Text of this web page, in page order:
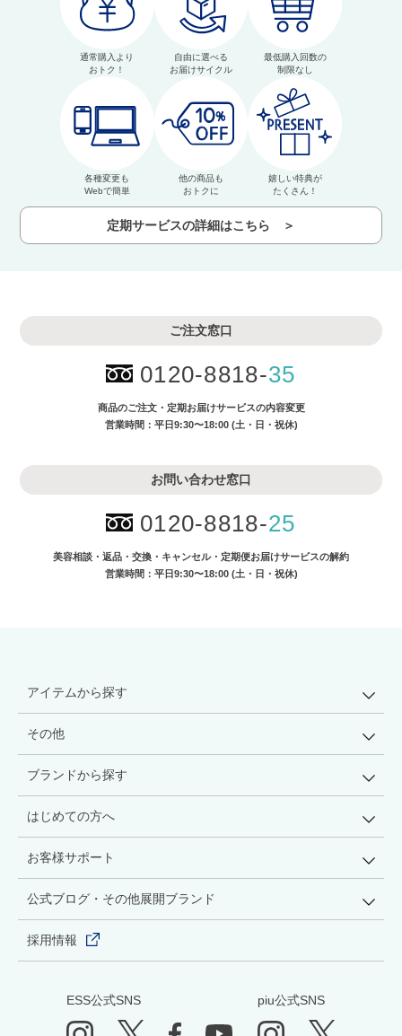
通常購入より
おトク！
自由に選べる
お届けサイクル
最低購入回数の
制限なし
各種変更も
Webで簡単
他の商品も
おトクに
嬉しい特典が
たくさん！
定期サービスの詳細はこちら ＞
ご注文窓口
0120-8818-35
商品のご注文・ 定期お届けサービスの内容変更
営業時間：平日9:30〜18:00 (土・日・祝休)
お問い合わせ窓口
0120-8818-25
美容相談・返品・交換・キャンセル・ 定期便お届けサービスの解約
営業時間：平日9:30〜18:00 (土・日・祝休)
アイテムから探す
その他
ブランドから探す
はじめての方へ
お客様サポート
公式ブログ・その他展開ブランド
採用情報
ESS公式SNS piu公式SNS